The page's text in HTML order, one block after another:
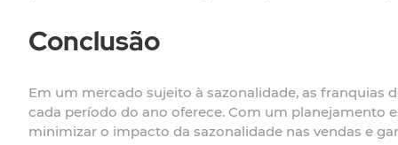
Conclusão
Em um mercado sujeito à sazonalidade, as franquias
cada período do ano oferece. Com um planejamento
minimizar o impacto da sazonalidade nas vendas e